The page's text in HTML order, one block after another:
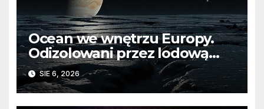
Ocean we wnętrzu Europy.
Odizolowani przez lodową
barierę
SIE 6, 2026